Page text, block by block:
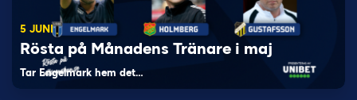
5 JUNI
Rösta på Månadens Tränare i maj
Tar Engelmark hem det…